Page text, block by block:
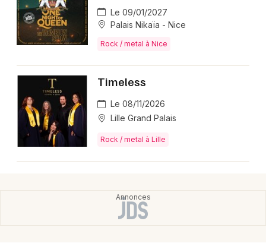
Le 09/01/2027
Palais Nikaïa - Nice
Rock / metal à Nice
Timeless
Le 08/11/2026
Lille Grand Palais
Rock / metal à Lille